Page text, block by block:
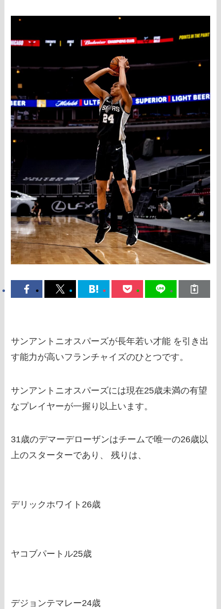
サンアントニオスパーズが長年若い才能 を引き出
す能力が高いフランチャイズのひとつです。
サンアントニオスパーズには現在25歳未満の有望
なプレイヤーが一握り以上います。
31歳のデマーデローザンはチームで唯一の26歳以
上のスターターであり、 残りは、
デリックホワイト26歳
ヤコブパートル25歳
デジョンテマレー24歳